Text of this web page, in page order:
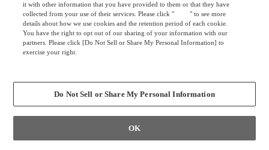
サイトマップ
製品情報
カタログ
カラーシミュレーション
360°View
it with other information that you have provided to them or that they have
collected from your use of their services. Please click "
here" to see more
details about how we use cookies and the retention period of each cookie.
You have the right to opt out of our sharing of your information with our
partners. Please click [Do Not Sell or Share My Personal Information] to
exercise your right.
Do Not Sell or Share My Personal Information
OK